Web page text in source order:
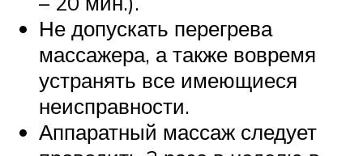
Не допускать перегрева
массажера, а также вовремя
устранять все имеющиеся
неисправности.
Аппаратный массаж следует